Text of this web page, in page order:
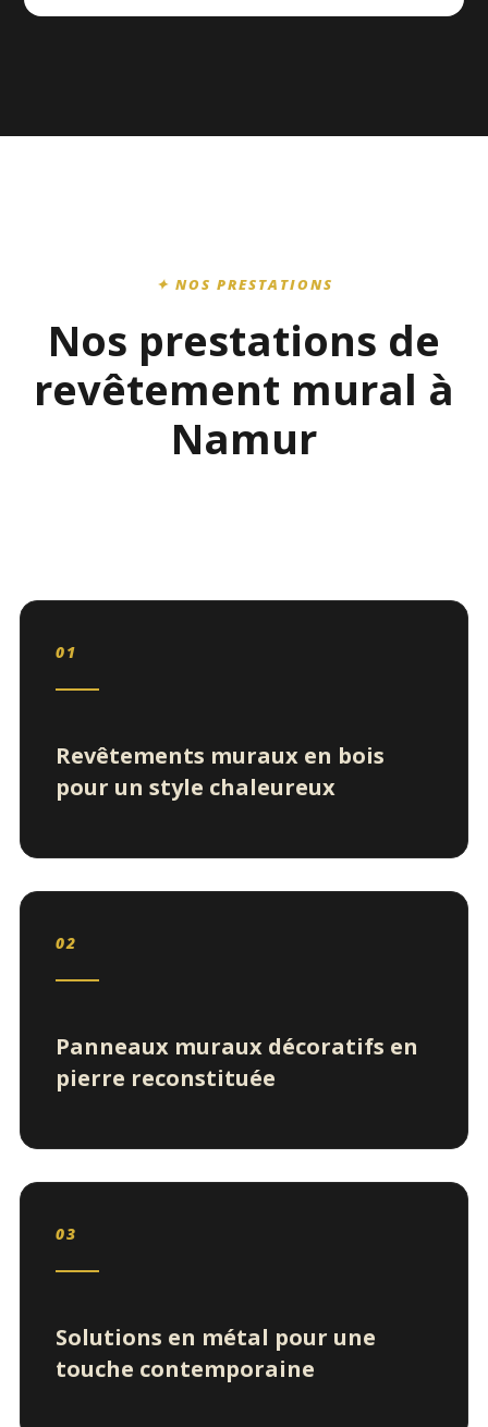
✦ NOS PRESTATIONS
Nos prestations de
revêtement mural à
Namur
01
Revêtements muraux en bois
pour un style chaleureux
02
Panneaux muraux décoratifs en
pierre reconstituée
03
Solutions en métal pour une
touche contemporaine